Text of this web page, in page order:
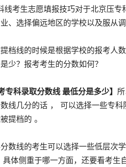
考生志愿填报技巧对于北京压专
、选择偏远地区的学校以及服从调
档线的时候是根据学校的报考人
少？报考考生的分数如何？
专科录取分数线 最低分是多少】
线几分的话 ， 可以选择一些专
提档的 。
数线的考生可以选择一些低层次
体侧重于哪一方面，还要看考生